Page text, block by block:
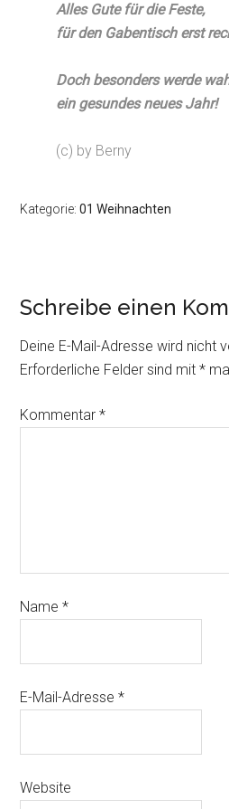
Alles Gute für die Feste,
für den Gabentisch erst
Doch besonders werde
ein gesundes neues Jahr!
(c) by Berny
Kategorie:01 Weihnachten
Schreibe einen
Deine E-Mail-Adresse wird nicht
Erforderliche Felder sind mit*
Kommentar*
Name*
E-Mail-Adresse*
Website